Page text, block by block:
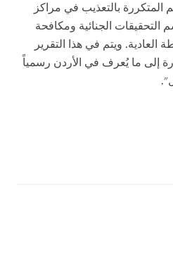
المتكررة بالتعذيب في مراكز
الجنائية ومكافحة
العادية. ويتم في هذا التقرير
إلى ما يُعرف في الأردن رسمياً